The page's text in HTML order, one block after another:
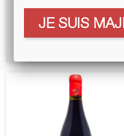
Poolside 2021 - Tom
Shobbrook
Prix
base
14,90 €Prix
14,16 €
JE SUIS